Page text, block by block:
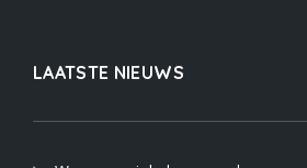
LAATSTE NIEUWS